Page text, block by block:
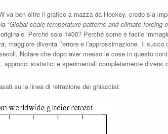
va ben oltre il grafico a mazza da Hockey, credo sia
“Global-scale temperature patterns and climate forcing
Perché solo 1400? Perché come è facile
diventa l’errore e l’approssimazione. Il
Notare che dopo aver messo le cose in questo
statistici e sperimentali completamente diversi
su la linea di retrazione dei ghiacciai: